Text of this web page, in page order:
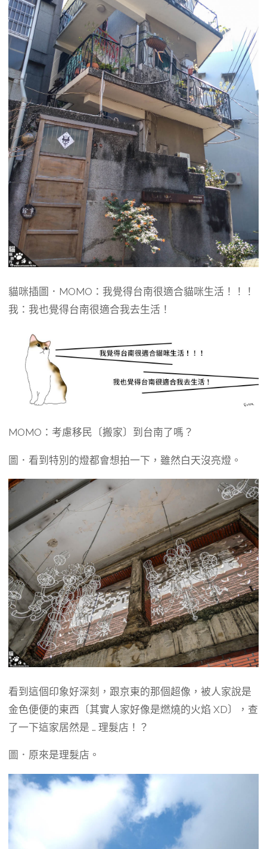
貓咪插圖．MOMO：我覺得台南很適合貓咪生活！！！
我：我也覺得台南很適合我去生活！
MOMO：考慮移民〔搬家〕到台南了嗎？
圖．看到特別的燈都會想拍一下，雖然白天沒亮燈。
看到這個印象好深刻，跟京東的那個超像，被人家說是
金色便便的東西〔其實人家好像是燃燒的火焰 XD〕，查
了一下這家居然是 … 理髮店！？
圖．原來是理髮店。